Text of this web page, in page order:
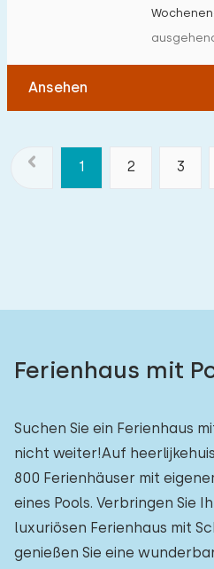
Ansehen
1 2 3
Ferienhaus mit
Suchen Sie ein Ferienhaus
nicht weiter!Auf
800 Ferienhäuser mit
eines Pools. Verbringen Sie
luxuriösen Ferienhaus mit
genießen Sie eine